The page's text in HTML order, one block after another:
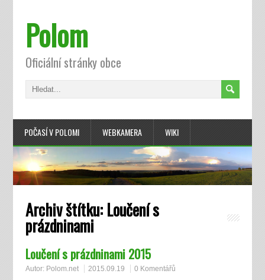
Polom
Oficiální stránky obce
POČASÍ V POLOMI WEBKAMERA WIKI
Archiv štítku: Loučení s
prázdninami
Loučení s prázdninami 2015
Autor: Polom.net 2015.09.19 0 Komentářů